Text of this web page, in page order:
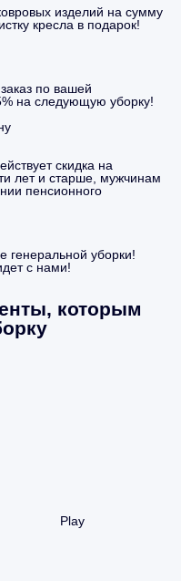
изделий на сумму
кресла в подарок!
по вашей
на следующую уборку!
скидка на
лет и старше, мужчинам
пенсионного
генеральной уборки!
с нами!
которым
Play